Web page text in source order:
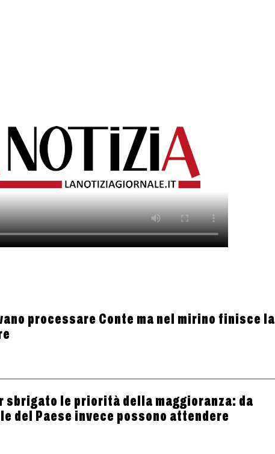
processare Conte ma nel mirino finisce la
sbrigato le priorità della maggioranza: da
del Paese invece possono attendere